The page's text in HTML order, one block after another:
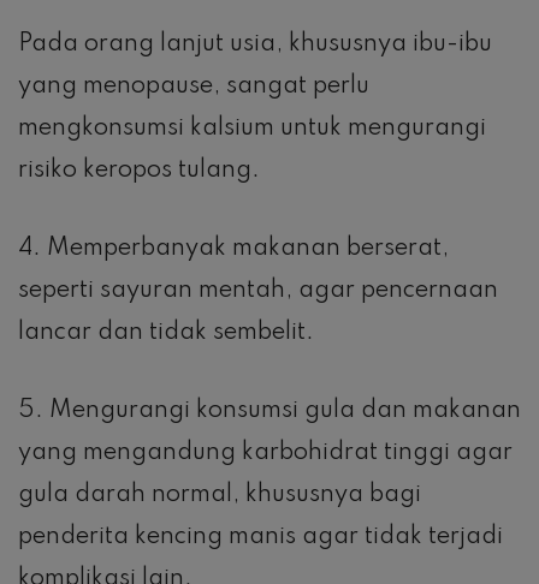
Pada orang lanjut usia, khususnya ibu-ibu
yang menopause, sangat perlu
mengkonsumsi kalsium untuk mengurangi
risiko keropos tulang.
4. Memperbanyak makanan berserat,
seperti sayuran mentah, agar pencernaan
lancar dan tidak sembelit.
5. Mengurangi konsumsi gula dan makanan
yang mengandung karbohidrat tinggi agar
gula darah normal, khususnya bagi
penderita kencing manis agar tidak terjadi